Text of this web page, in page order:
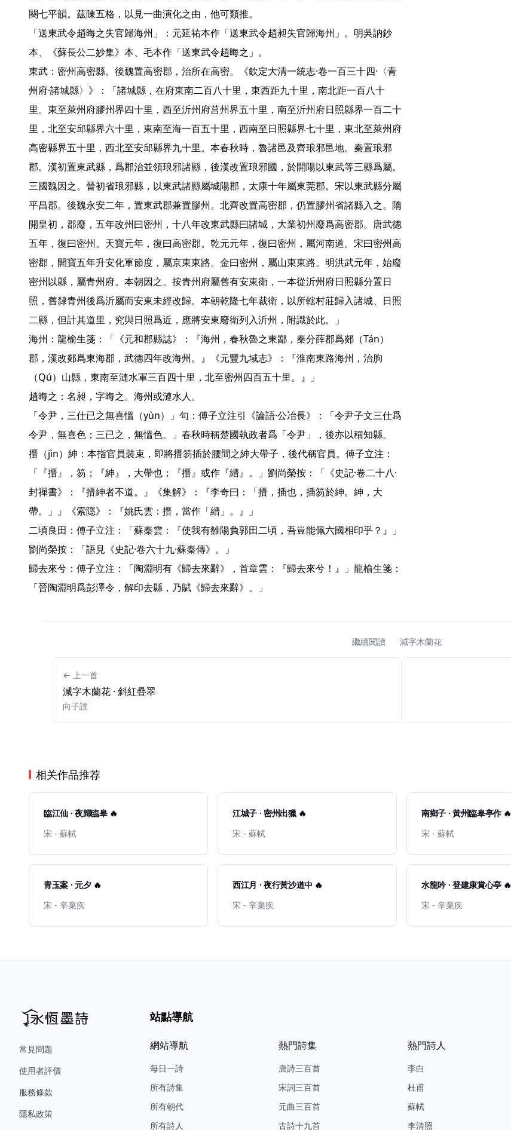
闋七平韻。茲陳五格，以見一曲演化之由，他可類推。
「送東武令趙晦之失官歸海州」：元延祐本作「送東武令趙昶失官歸海州」。明吳訥鈔
本、《蘇長公二妙集》本、毛本作「送東武令趙晦之」。
東武：密州高密縣。後魏置高密郡，治所在高密。《欽定大清一統志·卷一百三十四·〈青
州府·諸城縣〉》：「諸城縣，在府東南二百八十里，東西距九十里，南北距一百八十
里。東至萊州府膠州界四十里，西至沂州府莒州界五十里，南至沂州府日照縣界一百二十
里，北至安邱縣界六十里，東南至海一百五十里，西南至日照縣界七十里，東北至萊州府
高密縣界五十里，西北至安邱縣界九十里。本春秋時，魯諸邑及齊琅邪邑地。秦置琅邪
郡。漢初置東武縣，爲郡治並領琅邪諸縣，後漢改置琅邪國，於開陽以東武等三縣爲屬。
三國魏因之。晉初省琅邪縣，以東武諸縣屬城陽郡，太康十年屬東莞郡。宋以東武縣分屬
平昌郡。後魏永安二年，置東武郡兼置膠州。北齊改置高密郡，仍置膠州省諸縣入之。隋
開皇初，郡廢，五年改州曰密州，十八年改東武縣曰諸城，大業初州廢爲高密郡。唐武德
五年，復曰密州。天寶元年，復曰高密郡。乾元元年，復曰密州，屬河南道。宋曰密州高
密郡，開寶五年升安化軍節度，屬京東東路。金曰密州，屬山東東路。明洪武元年，始廢
密州以縣，屬青州府。本朝因之。按青州府屬舊有安東衛，一本從沂州府日照縣分置日
照，舊隸青州後爲沂屬而安東未經改歸。本朝乾隆七年裁衛，以所轄村莊歸入諸城、日照
二縣，但計其道里，究與日照爲近，應將安東廢衛列入沂州，附識於此。」
海州：龍榆生箋：「《元和郡縣誌》：『海州，春秋魯之東鄙，秦分薛郡爲郯（Tán）
郡，漢改郯爲東海郡，武德四年改海州。』《元豐九域志》：『淮南東路海州，治朐
（Qú）山縣，東南至漣水軍三百四十里，北至密州四百五十里。』」
趙晦之：名昶，字晦之。海州或漣水人。
「令尹，三仕已之無喜慍（yùn）」句：傅子立注引《論語·公冶長》：「令尹子文三仕爲
令尹，無喜色；三已之，無慍色。」春秋時稱楚國執政者爲「令尹」，後亦以稱知縣。
搢（jìn）紳：本指官員裝束，即將搢笏插於腰間之紳大帶子，後代稱官員。傅子立注：
「『搢』，笏；『紳』，大帶也；『搢』或作『縉』。」劉尚榮按：「《史記·卷二十八·
封禪書》：『搢紳者不道。』《集解》：『李奇曰：「搢，插也，插笏於紳。紳，大
帶。」』《索隱》：『姚氏雲：搢，當作「縉」。』」
二頃良田：傅子立注：「蘇秦雲：『使我有雒陽負郭田二頃，吾豈能佩六國相印乎？』」
劉尚榮按：「語見《史記·卷六十九·蘇秦傳》。」
歸去來兮：傅子立注：「陶淵明有《歸去來辭》，首章雲：『歸去來兮！』」龍榆生箋：
「晉陶淵明爲彭澤令，解印去縣，乃賦《歸去來辭》。」
繼續閱讀 減字木蘭花
← 上一首
減字木蘭花 · 斜紅疊翠
向子諲
相关作品推荐
臨江仙 · 夜歸臨皋 🔥
宋 - 蘇軾
江城子 · 密州出獵 🔥
宋 - 蘇軾
南鄉子 · 黃州臨皋亭作 🔥
宋 - 蘇軾
青玉案 · 元夕 🔥
宋 - 辛棄疾
西江月 · 夜行黃沙道中 🔥
宋 - 辛棄疾
水龍吟 · 登建康賞心亭 🔥
宋 - 辛棄疾
常見問題
使用者評價
服務條款
隱私政策
站點導航
網站導航
每日一詩
所有詩集
所有朝代
所有詩人
熱門詩集
唐詩三百首
宋詞三百首
元曲三百首
古詩十九首
熱門詩人
李白
杜甫
蘇軾
李清照